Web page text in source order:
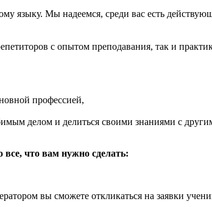
языку. Мы надеемся, среди вас есть
с опытом преподавания, так и
профессией,
делом и делиться своими знаниями с
все, что вам нужно сделать:
вы сможете откликаться на заявки